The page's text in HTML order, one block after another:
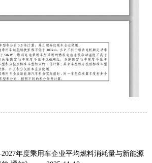
年度乘用车企业平均燃料消耗量与新能源